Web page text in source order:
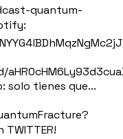
quantum-
solo tienes que...